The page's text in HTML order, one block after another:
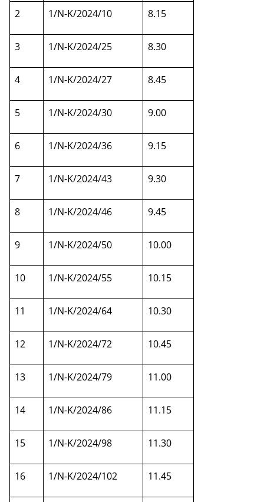
2 1/N-K/2024/10 8.15
3 1/N-K/2024/25 8.30
4 1/N-K/2024/27 8.45
5 1/N-K/2024/30 9.00
6 1/N-K/2024/36 9.15
7 1/N-K/2024/43 9.30
8 1/N-K/2024/46 9.45
9 1/N-K/2024/50 10.00
10 1/N-K/2024/55 10.15
11 1/N-K/2024/64 10.30
12 1/N-K/2024/72 10.45
13 1/N-K/2024/79 11.00
14 1/N-K/2024/86 11.15
15 1/N-K/2024/98 11.30
16 1/N-K/2024/102 11.45